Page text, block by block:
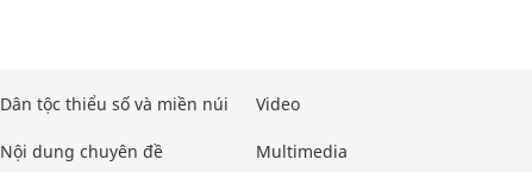
Dân tộc thiểu số và miền núi
Nội dung chuyên đề
Video
Multimedia